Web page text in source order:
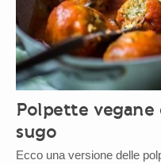
Polpette vegane
sugo
Ecco una versione delle